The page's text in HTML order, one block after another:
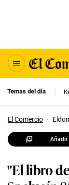
Temas del día
El Comercio ·
Añadir
"El libro